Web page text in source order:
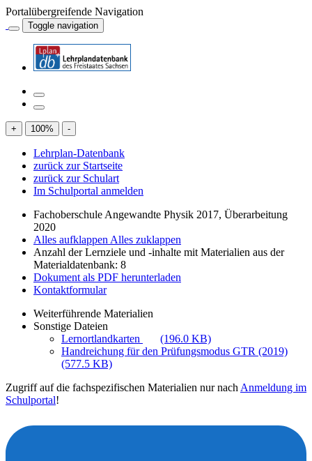
Portalübergreifende Navigation
Toggle navigation
+ 100% -
Lehrplan-Datenbank
zurück zur Startseite
zurück zur Schulart
Im Schulportal anmelden
Fachoberschule Angewandte Physik 2017, Überarbeitung
2020
Alles aufklappen Alles zuklappen
Anzahl der Lernziele und -inhalte mit Materialien aus der
Materialdatenbank: 8
Dokument als PDF herunterladen
Kontaktformular
Weiterführende Materialien
Sonstige Dateien
Lernortlandkarten
(196.0 KB)
Handreichung für den Prüfungsmodus GTR (2019)
(577.5 KB)
Zugriff auf die fachspezifischen Materialien nur nach Anmeldung im
Schulportal!